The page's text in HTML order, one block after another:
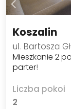
Koszalin
ul. Bartosza
Mieszkanie 2
parter!
Liczba pokoi
2